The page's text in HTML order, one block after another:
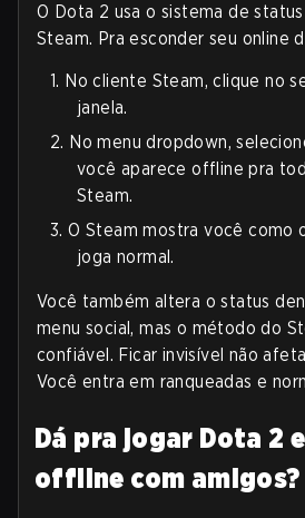
O Dota 2 usa o sistema de
Steam. Pra esconder seu online
1. No cliente Steam, clique no
janela.
2. No menu dropdown,
você aparece offline pra
Steam.
3.O Steam mostra você como
joga normal.
Você também altera o status
menu social, mas o método do
confiável. Ficar invisível não
Você entra em ranqueadas e
Dá pra jogar Dota 2
offline com amigos?